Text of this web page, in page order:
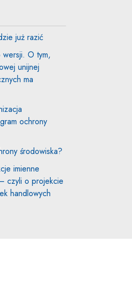
już razić
O tym,
unijnej
ma
ochrony
środowiska?
imienne
czyli o projekcie
handlowych